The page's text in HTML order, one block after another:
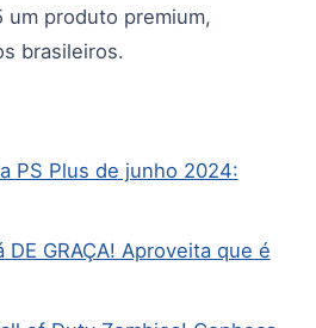
um produto premium,
brasileiros.
PS Plus de junho 2024:
GRAÇA! Aproveita que é